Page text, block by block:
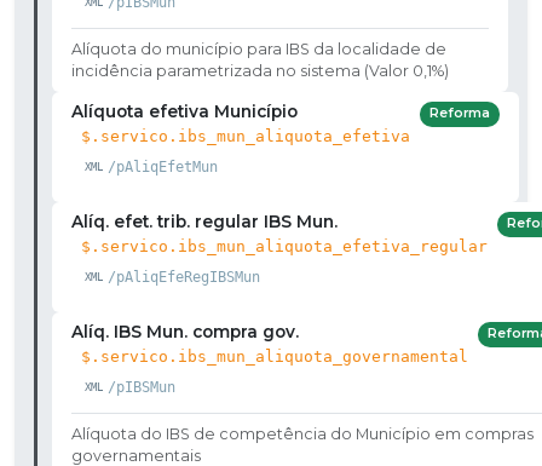
Alíquota do município para IBS da localidade de
incidência parametrizada no sistema (Valor 0,1%)
Alíquota efetiva Município
$.servico.ibs_mun_aliquota_efetiva
/pAliqEfetMun
Reforma
Alíq. efet. trib. regular IBS Mun.
$.servico.ibs_mun_aliquota_efetiva_regular
/pAliqEfeRegIBSMun
Alíq. IBS Mun. compra gov.
$.servico.ibs_mun_aliquota_governamental
/pIBSMun
Alíquota do IBS de competência do Município em compras
governamentais